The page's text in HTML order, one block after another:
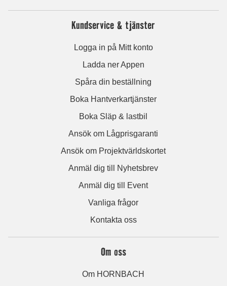
Kundservice & tjänster
Logga in på Mitt konto
Ladda ner Appen
Spåra din beställning
Boka Hantverkartjänster
Boka Släp & lastbil
Ansök om Lågprisgaranti
Ansök om Projektvärldskortet
Anmäl dig till Nyhetsbrev
Anmäl dig till Event
Vanliga frågor
Kontakta oss
Om oss
Om HORNBACH